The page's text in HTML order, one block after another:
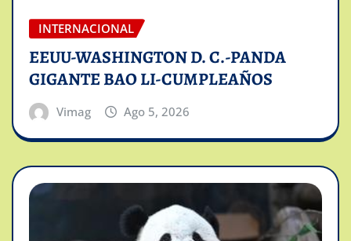
INTERNACIONAL
EEUU-WASHINGTON D. C.-PANDA
GIGANTE BAO LI-CUMPLEAÑOS
Vimag Ago 5, 2026